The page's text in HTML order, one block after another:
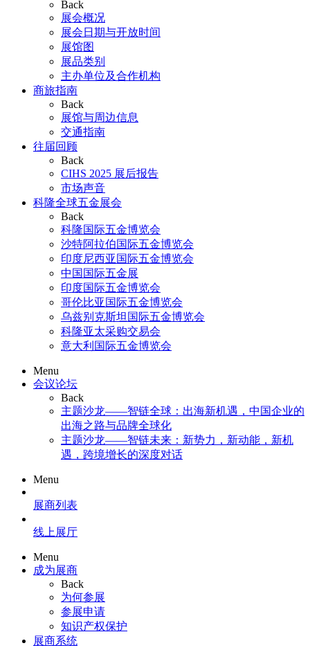
Back
展会概况
展会日期与开放时间
展馆图
展品类别
主办单位及合作机构
商旅指南
Back
展馆与周边信息
交通指南
往届回顾
Back
CIHS 2025 展后报告
市场声音
科隆全球五金展会
Back
科隆国际五金博览会
沙特阿拉伯国际五金博览会
印度尼西亚国际五金博览会
中国国际五金展
印度国际五金博览会
哥伦比亚国际五金博览会
乌兹别克斯坦国际五金博览会
科隆亚太采购交易会
意大利国际五金博览会
Menu
会议论坛
Back
主题沙龙——智链全球：出海新机遇，中国企业的
出海之路与品牌全球化
主题沙龙——智链未来：新势力，新动能，新机
遇，跨境增长的深度对话
Menu
展商列表
线上展厅
Menu
成为展商
Back
为何参展
参展申请
知识产权保护
展商系统